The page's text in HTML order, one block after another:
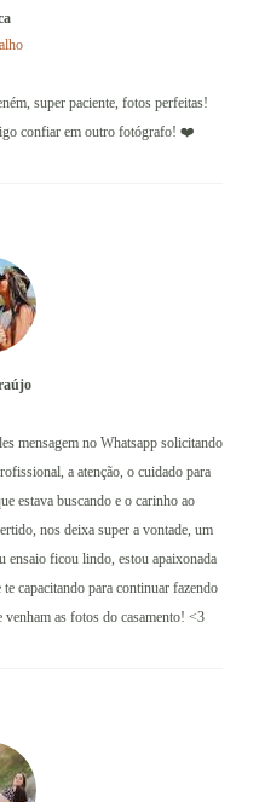
super paciente, fotos perfeitas!
confiar em outro fotógrafo! ❤️
mensagem no Whatsapp solicitando
a atenção, o cuidado para
estava buscando e o carinho ao
nos deixa super a vontade, um
ensaio ficou lindo, estou apaixonada
capacitando para continuar fazendo
as fotos do casamento! <3